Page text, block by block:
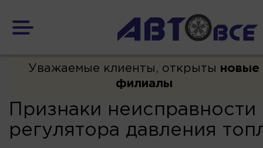
Уважаемые клиенты, открыты новые
филиалы
Признаки неисправности
регулятора давления